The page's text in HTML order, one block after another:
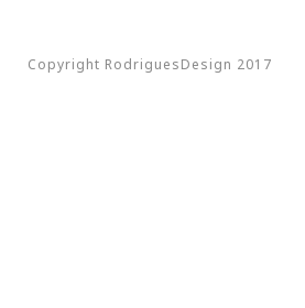
Copyright RodriguesDesign 2017